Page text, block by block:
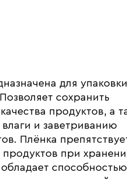
для
сохранить
продуктов, а
и заветриванию
Плёнка
при
способностью